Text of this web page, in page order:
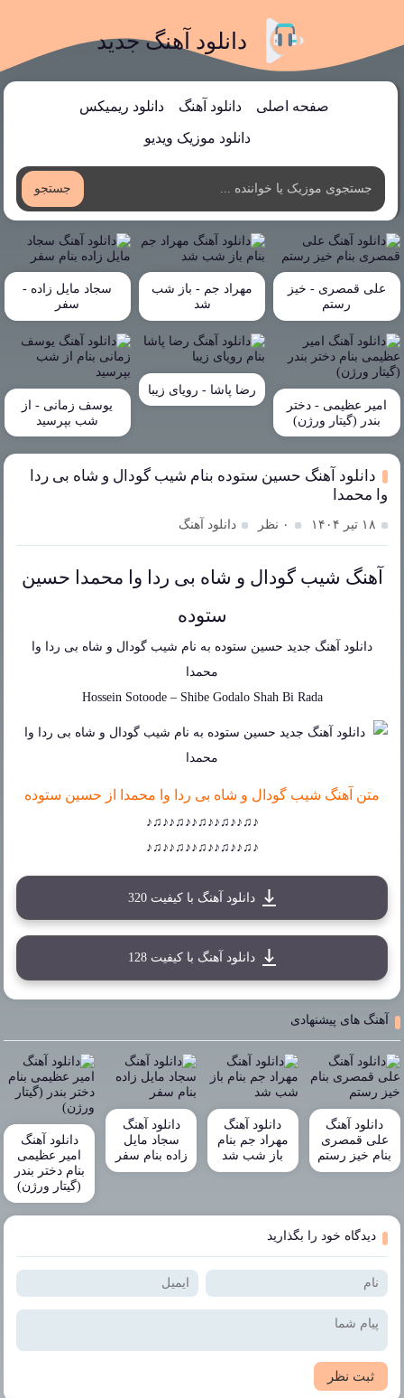
دانلود آهنگ جدید
صفحه اصلی دانلود آهنگ دانلود ریمیکس
دانلود موزیک ویدیو
جستجو
علی قمصری - خیز
رستم
مهراد جم - باز شب
شد
سجاد مایل زاده -
سفر
امیر عظیمی - دختر
بندر (گیتار ورژن)
رضا پاشا - رویای زیبا
یوسف زمانی - از
شب بپرسید
دانلود آهنگ حسین ستوده بنام شیب گودال و شاه بی ردا
وا محمدا
۱۸ تیر ۱۴۰۴ ۰ نظر دانلود آهنگ
آهنگ شیب گودال و شاه بی ردا وا محمدا حسین
ستوده
دانلود آهنگ جدید حسین ستوده به نام شیب گودال و شاه بی ردا وا
محمدا
Hossein Sotoode– Shibe Godalo Shah Bi Rada
متن آهنگ شیب گودال و شاه بی ردا وا محمدا از حسین ستوده
♪♫♪♪♫♪♪♫♪♪♫♪♪♫♪
♪♫♪♪♫♪♪♫♪♪♫♪♪♫♪
دانلود آهنگ با کیفیت 320
دانلود آهنگ با کیفیت 128
آهنگ های پیشنهادی
دانلود آهنگ
علی قمصری
بنام خیز رستم
دانلود آهنگ
مهراد جم بنام
باز شب شد
دانلود آهنگ
سجاد مایل
زاده بنام سفر
دانلود آهنگ
امیر عظیمی
بنام دختر بندر
(گیتار ورژن)
دیدگاه خود را بگذارید
ثبت نظر